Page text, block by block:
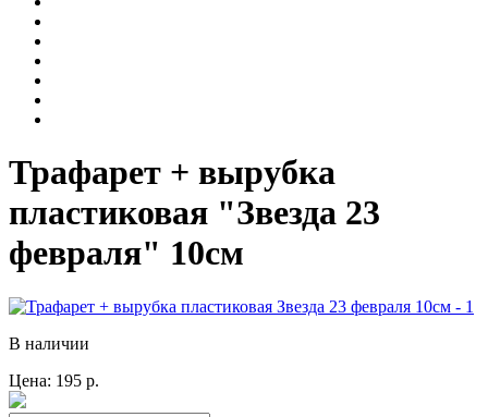
Трафарет + вырубка
пластиковая "Звезда 23
февраля" 10см
В наличии
Цена: 195 р.